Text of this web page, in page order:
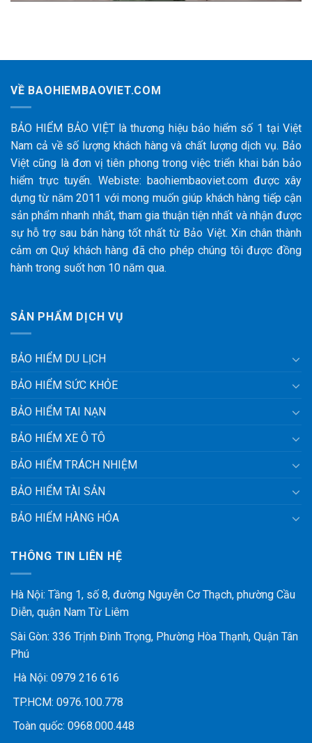
VỀ BAOHIEMBAOVIET.COM
BẢO HIỂM BẢO VIỆT là thương hiệu bảo hiểm số 1 tại Việt
Nam cả về số lượng khách hàng và chất lượng dịch vụ. Bảo
Việt cũng là đơn vị tiên phong trong việc triển khai bán bảo
hiểm trực tuyến. Webiste: baohiembaoviet.com được xây
dựng từ năm 2011 với mong muốn giúp khách hàng tiếp cận
sản phẩm nhanh nhất, tham gia thuận tiện nhất và nhận được
sự hỗ trợ sau bán hàng tốt nhất từ Bảo Việt. Xin chân thành
cảm ơn Quý khách hàng đã cho phép chúng tôi được đồng
hành trong suốt hơn 10 năm qua.
SẢN PHẨM DỊCH VỤ
BẢO HIỂM DU LỊCH
BẢO HIỂM SỨC KHỎE
BẢO HIỂM TAI NẠN
BẢO HIỂM XE Ô TÔ
BẢO HIỂM TRÁCH NHIỆM
BẢO HIỂM TÀI SẢN
BẢO HIỂM HÀNG HÓA
THÔNG TIN LIÊN HỆ
Hà Nội: Tầng 1, số 8, đường Nguyễn Cơ Thạch, phường Cầu
Diễn, quận Nam Từ Liêm
Sài Gòn: 336 Trịnh Đình Trọng, Phường Hòa Thạnh, Quận Tân
Phú
Hà Nội: 0979 216 616
TP.HCM: 0976.100.778
Toàn quốc: 0968.000.448